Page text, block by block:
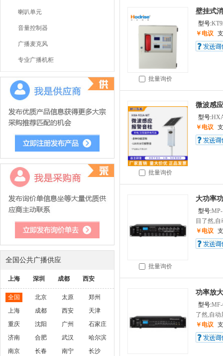
喇叭单元
音量控制器
广播麦克风
专业广播机柜
全国公共广播供应
上海 深圳 成都 西安
全国 北京 太原
郑州
上海
成都 西安
天津
重庆
沈阳 广州
石家庄
济南
合肥 武汉
哈尔滨
南京
长春 南宁
长沙
批量询价
壁挂式
型号:
￥电议
批量询价
微波感
型号:
￥电议
批量询价
大功率
型号:
目了然,自
￥电议
功率放
型号:MF-
了然,自动
￥电议